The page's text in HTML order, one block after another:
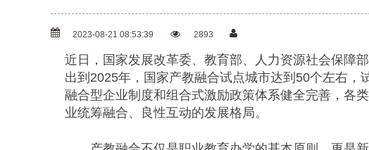
2023-08-21 08:53:39 2893
近日，国家发展改革委、教育部、人力资源社会保障
出到2025年，国家产教融合试点城市达到50个左右
融合型企业制度和组合式激励政策体系健全完善，各
业统筹融合、良性互动的发展格局。